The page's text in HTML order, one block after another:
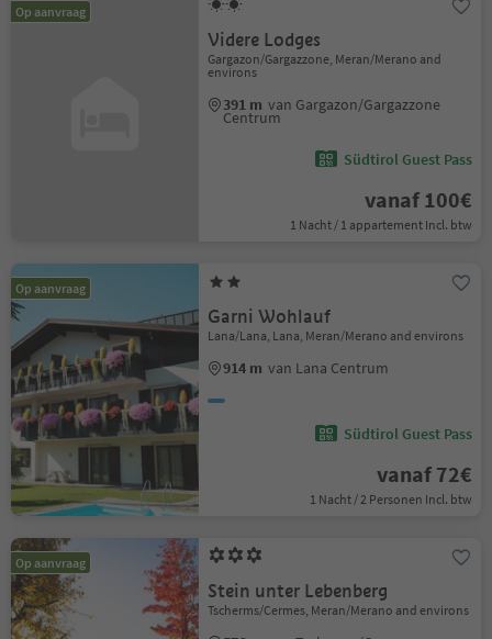
Op aanvraag
Videre Lodges
Gargazon/Gargazzone, Meran/Merano and
environs
391 m van Gargazon/Gargazzone
Centrum
Südtirol Guest Pass
vanaf 100€
1 Nacht / 1 appartement Incl. btw
Op aanvraag
Garni Wohlauf
Lana/Lana, Lana, Meran/Merano and environs
914 m van Lana Centrum
Südtirol Guest Pass
vanaf 72€
1 Nacht / 2 Personen Incl. btw
Op aanvraag
Stein unter Lebenberg
Tscherms/Cermes, Meran/Merano and environs